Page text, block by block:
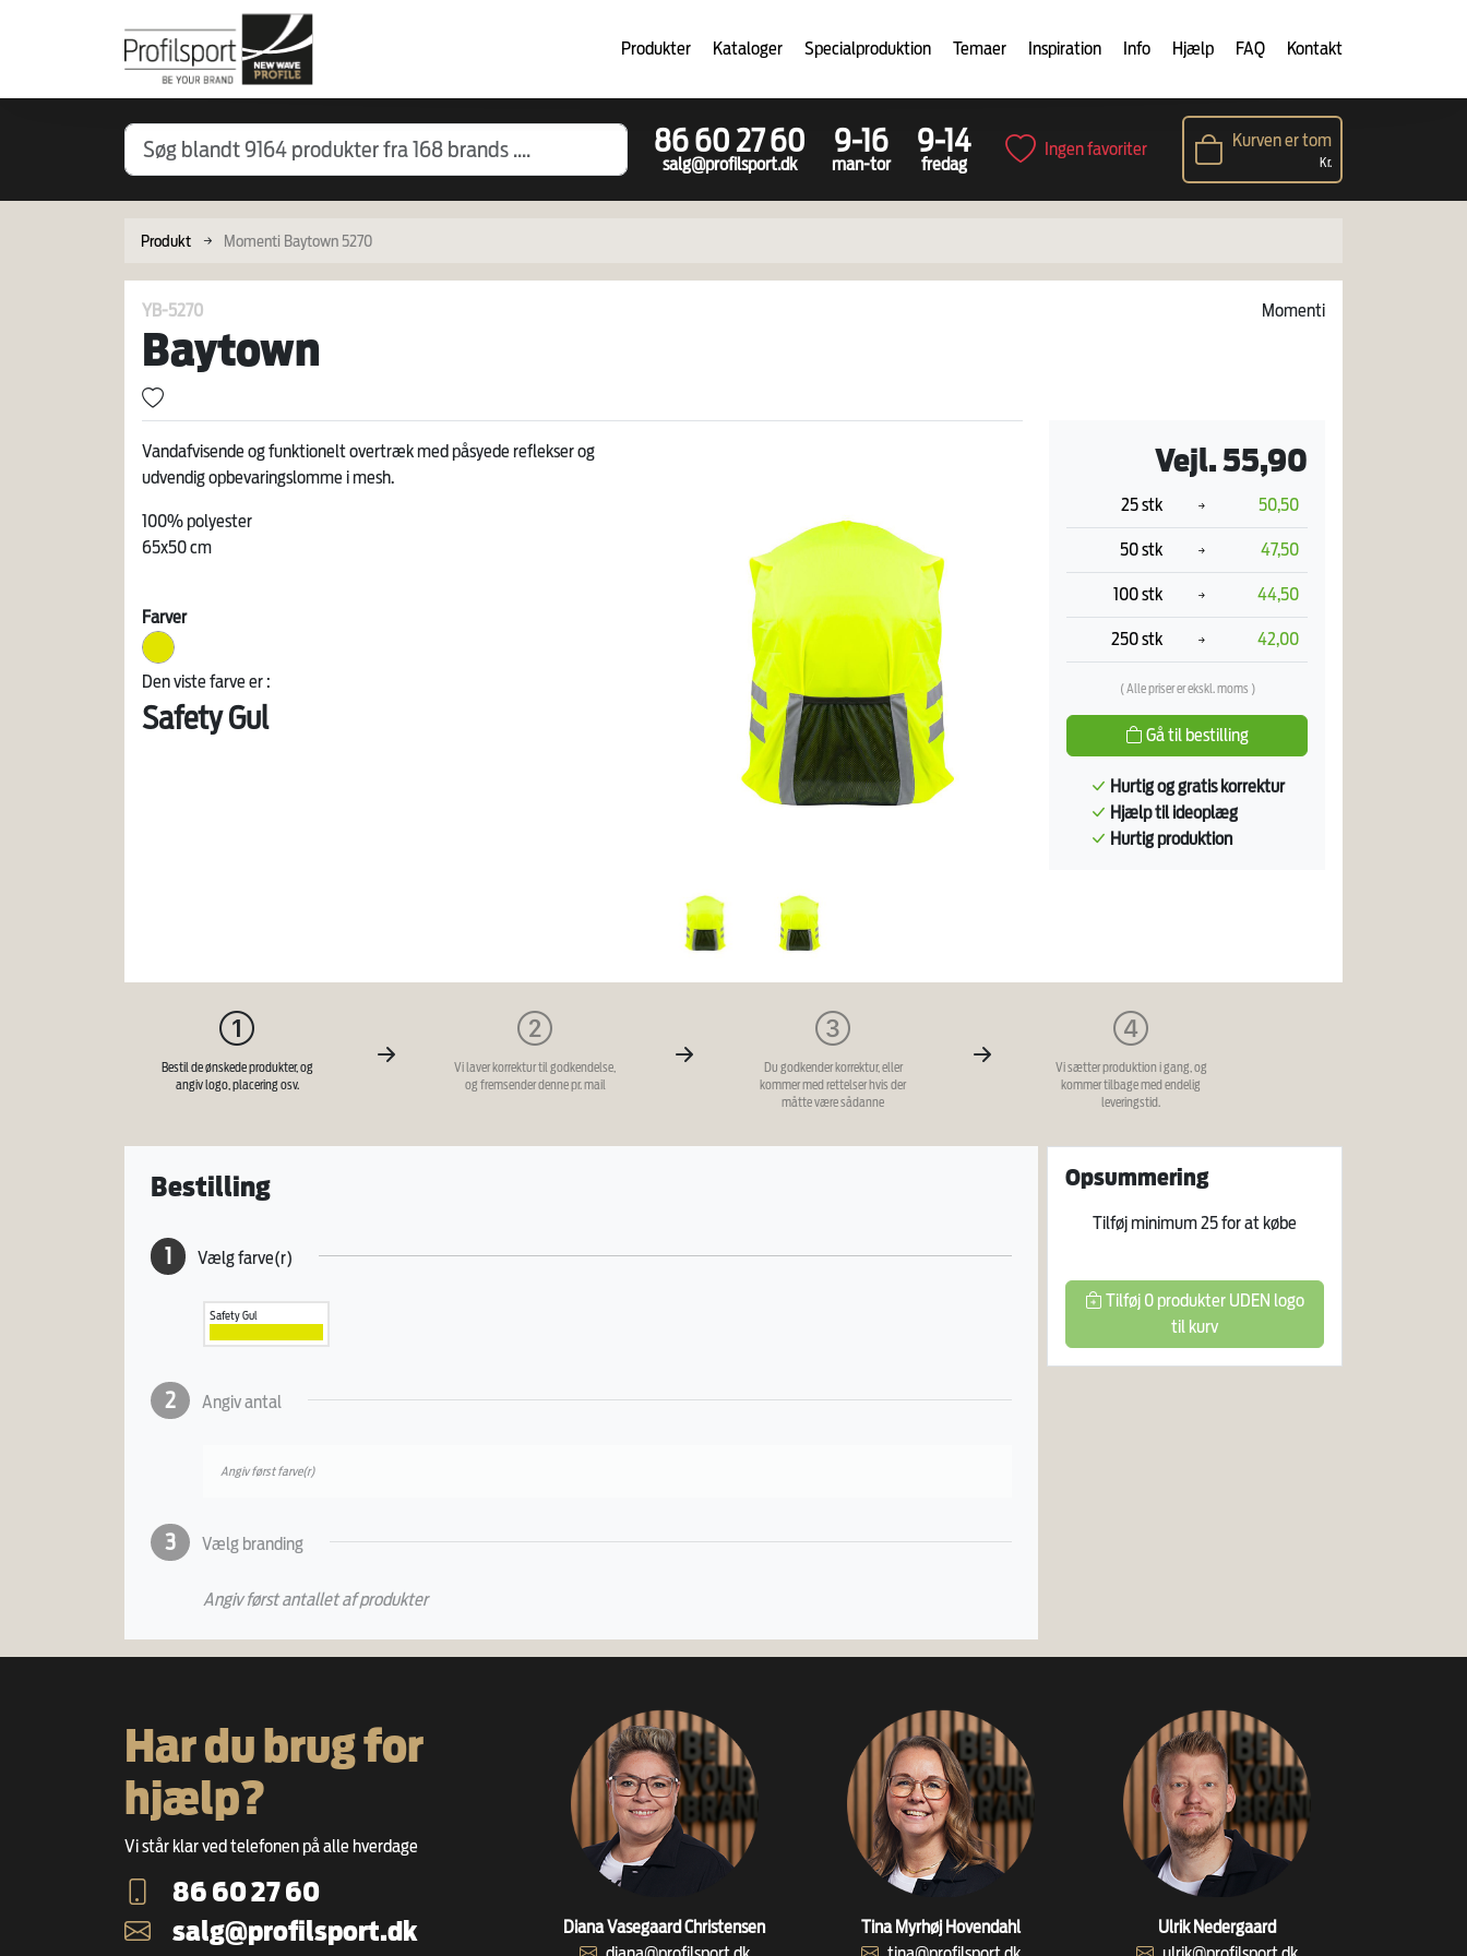
Produkter Kataloger Specialproduktion Temaer Inspiration Info Hjælp FAQ Kontakt
86 60 27 60
salg@profilsport.dk
9-16
man-tor
9-14
fredag
Ingen favoriter Kurven er tom
Kr.
Produkt Momenti Baytown 5270
YB-5270 Momenti
Baytown
Vandafvisende og funktionelt overtræk med påsyede reflekser og
udvendig opbevaringslomme i mesh.
100% polyester
65x50 cm
Farver
Den viste farve er :
Safety Gul
Vejl. 55,90
25 stk 50,50
50 stk 47,50
100 stk 44,50
250 stk 42,00
( Alle priser er ekskl. moms )
Gå til bestilling
Hurtig og gratis korrektur
Hjælp til ideoplæg
Hurtig produktion
Bestil de ønskede produkter, og
angiv logo, placering osv.
Vi laver korrektur til godkendelse,
og fremsender denne pr. mail
Du godkender korrektur, eller
kommer med rettelser hvis der
måtte være sådanne
Vi sætter produktion i gang, og
kommer tilbage med endelig
leveringstid.
Bestilling
1 Vælg farve(r)
Safety Gul
2 Angiv antal
Angiv først farve(r)
3 Vælg branding
Angiv først antallet af produkter
Opsummering
Tilføj minimum25for at købe
Tilføj 0 produkter UDEN logo
til kurv
Har du brug for
hjælp?
Vi står klar ved telefonen på alle hverdage
86 60 27 60
salg@profilsport.dk
Diana Vasegaard Christensen
Tina Myrhøj Hovendahl
Ulrik Nedergaard